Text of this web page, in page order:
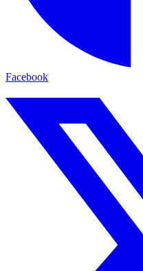
Facebook